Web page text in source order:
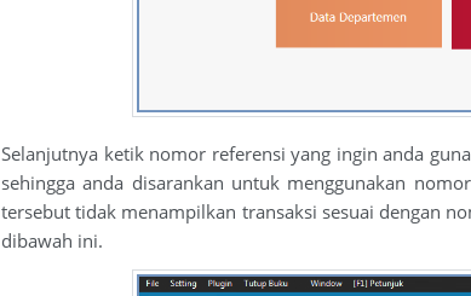
Selanjutnya ketik nomor referensi yang ingin anda
sehingga anda disarankan untuk menggunakan
tersebut tidak menampilkan transaksi sesuai dengan
dibawah ini.